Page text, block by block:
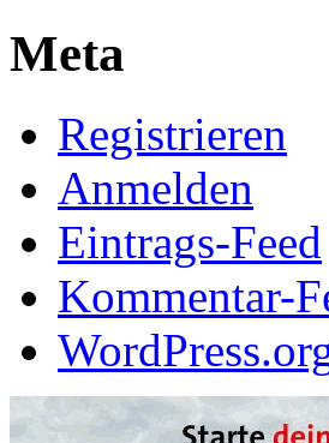
Meta
Registrieren
Anmelden
Eintrags-Feed
Kommentar-